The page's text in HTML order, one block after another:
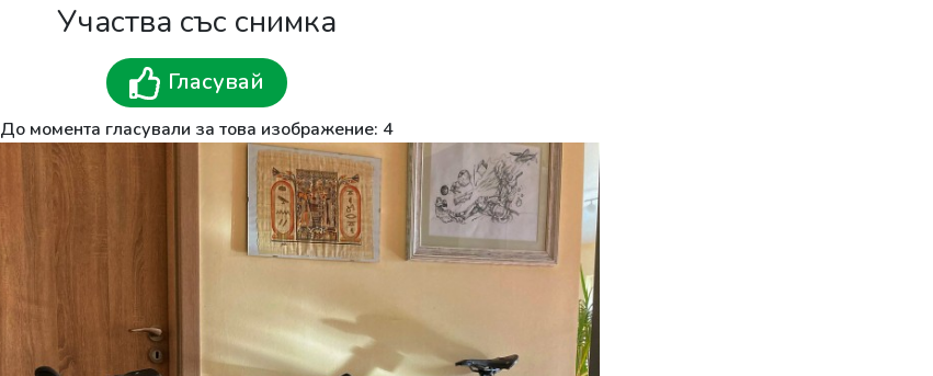
Участва със снимка
Гласувай
До момента гласували за това изображение: 4